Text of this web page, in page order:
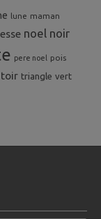
lune maman
noel noir
pere noel pois
triangle vert